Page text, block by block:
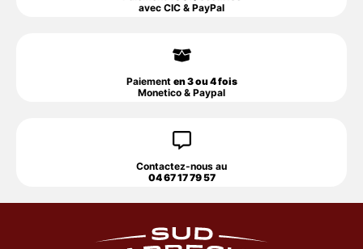
avec CIC & PayPal
Paiement en 3 ou 4 fois
Monetico & Paypal
Contactez-nous au
04 67 17 79 57